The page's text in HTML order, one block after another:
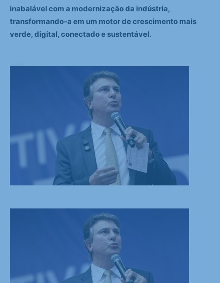
inabalável com a modernização da indústria,
transformando-a em um motor de crescimento mais
verde, digital, conectado e sustentável.